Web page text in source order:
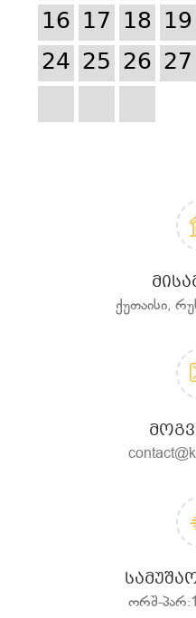
16 17 18 19
24 25 26 27
ქუთაისი,
ორშ-